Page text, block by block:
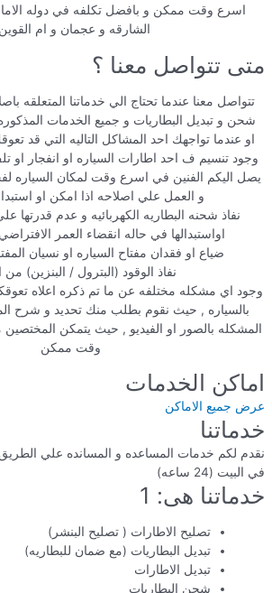
اسرع وقت ممكن و بافضل تكلفه في دوله
الشارقه و عجمان و ام
متى تتواصل معنا ؟
تتواصل معنا عندما تحتاج الي خدماتنا المتعلقه
شحن و تبديل البطاريات و جميع الخدمات
او عندما تواجهك احد المشاكل التاليه التي قد
وجود تنسيم ف احد اطارات السياره او انفجار او
يصل اليكم الفنين في اسرع وقت لمكان السياره
و العمل علي اصلاحه اذا امكن او
نفاذ شحنه البطاريه الكهربائيه و عدم
اواستبدالها في حاله انقضاء العمر
ضياع او فقدان مفتاح السياره او نسيان
نفاذ الوقود (البترول / البنزين) من
وجود اي مشكله مختلفه عن ما تم ذكره اعلاه
بالسياره , حيث نقوم بطلب منك تحديد و شرح
المشكله بالصور او الفيديو , حيث يتمكن
وقت ممكن
اماكن الخدمات
عرض جميع الاماكن
خدماتنا
نقدم لكم خدمات المساعده و المسانده علي
في البيت (24 ساعه)
خدماتنا هى: 1
تصليح الاطارات ( تصليح البنشر)
تبديل البطاريات (مع ضمان للبطاريه)
تبديل الاطارات
شحن البطاريات